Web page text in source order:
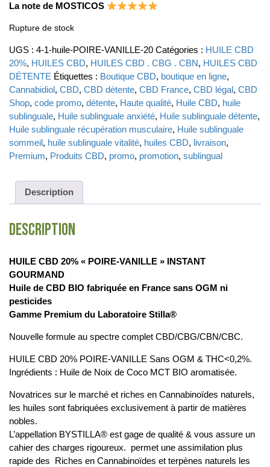
La note de MOSTICOS
Rupture de stock
UGS : 4-1-huile-POIRE-VANILLE-20 Catégories : HUILE CBD
20%, HUILES CBD, HUILES CBD . CBG . CBN, HUILES CBD
DÉTENTE Étiquettes : Boutique CBD, boutique en ligne,
Cannabidiol, CBD, CBD détente, CBD France, CBD légal, CBD
Shop, code promo, détente, Haute qualité, Huile CBD, huile
sublinguale, Huile sublinguale anxiété, Huile sublinguale détente,
Huile sublinguale récupération musculaire, Huile sublinguale
sommeil, huile sublinguale vitalité, huiles CBD, livraison,
Premium, Produits CBD, promo, promotion, sublingual
Description
Description
HUILE CBD 20% « POIRE-VANILLE » INSTANT
GOURMAND
Huile de CBD BIO fabriquée en France sans OGM ni
pesticides
Gamme Premium du Laboratoire Stilla®
Nouvelle formule au spectre complet CBD/CBG/CBN/CBC.
HUILE CBD 20% POIRE-VANILLE Sans OGM & THC<0,2%.
Ingrédients : Huile de Noix de Coco MCT BIO aromatisée.
Novatrices sur le marché et riches en Cannabinoïdes naturels,
les huiles sont fabriquées exclusivement à partir de matières
nobles.
L’appellation BYSTILLA® est gage de qualité & vous assure un
cahier des charges rigoureux. permet une assimilation plus
rapide des Riches en Cannabinoïdes et terpènes naturels les